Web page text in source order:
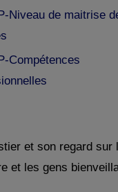
Niveau de maitrise
Compétences
et son regard sur
et les gens